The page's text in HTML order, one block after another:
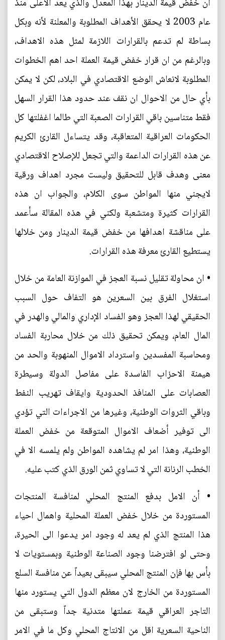
عام 2003 لا يحقق الأهداف المطلوبة والمعلنة لأنه وبكل
بساطة لم تدعم بالقرارات اللازمة لمثل هذه الاهداف،
وبالرغم من ان قرار خفض قيمة العملة احد اهم الخطوات
المطلوبة لانعاش الوضع الاقتصادي في البلاد، لكن لا يمكن
بأي حال من الاحوال ان نقف عند حدود هذا القرار السهل
فقط متناسين باقي القرارات الصعبة التي طالما اغفلتها كل
الحكومات العراقية المتعاقبة، وقد يتساءل القارئ الكريم
عن هذه القرارات الداعمة والتي تجعل للإصلاح الاقتصادي
معنى وهدف قابل للتحقيق وليست مجرد اهداف ورقية
لايجني منها المواطن سوى الكلام، والجواب ان هذه
القرارات كثيرة ومتشعبة ولكني في هذه المقالة سأعمد
على مناقشة اهدافها من خفض قيمة الدينار ومن خلالها
يستطيع القارئ معرفة هذه القرارات.
• ان محاولة تقليل نسبة العجز في الموازنة العامة من خلال
استغلال الفرق بين السعرين هو التفاف حول السبب
الحقيقي لهذا العجز وهو الفساد الإداري والمالي والهدر في
المال العام، ويمكن تحقيق ذلك من خلال محاربة الفساد
ومحاسبة المفسدين واسترداد الاموال المنهوبة والحد من
هيمنة الاحزاب الفاسدة على مفاصل الدولة وسيطرة
العصابات على المنافذ الحدودية وايقاف تهريب النفط
وباقي الثروات الوطنية، وغيرها من الاجراءات التي تؤدي
الى توفير أضعاف الاموال المتوقعة من خفض العملة
الوطنية، وهذا امر لم يشاهده المواطن ولم يلمسه الا في
الخطب الرنانة التي لا تساوي ثمن الورق الذي كتب عليه.
• أن الامل بدفع المنتج المحلي لمنافسة المنتجات
المستوردة من خلال خفض العملة المحلية واهمال احياء
هذا المنتج الذي لم يعد له وجود امر يدعوا الى الحيرة،
وحتى لو افترضنا وجود الصناعة الوطنية وبمستويات لا
بأس بها فإن المنتج المحلي سيبقى بعيداً عن منافسة السلع
المستوردة من الخارج لان معظم الدول التي يستورد منها
التاجر العراقي قيمة عملتها متدنية جداً وستبقى من
الناحية السعرية اقل من الانتاج المحلي وكل ما في الامر